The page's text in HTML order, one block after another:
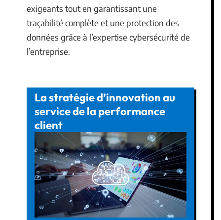
exigeants tout en garantissant une
traçabilité complète et une protection des
données grâce à l’expertise cybersécurité de
l’entreprise.
La stratégie d’innovation au
service de la performance
client